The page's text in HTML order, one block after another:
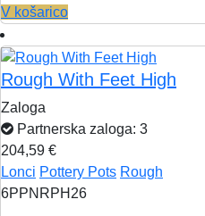
V košarico
Rough With Feet High
Zaloga
Partnerska zaloga: 3
204,59 €
Lonci Pottery Pots Rough
6PPNRPH26